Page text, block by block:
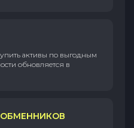
активы по выгодным
обновляется в